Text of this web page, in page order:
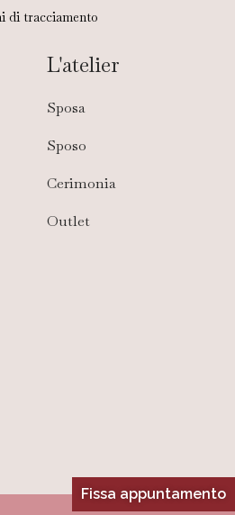
Fissa appuntamento
di tracciamento
L'atelier
Sposa
Sposo
Cerimonia
Outlet